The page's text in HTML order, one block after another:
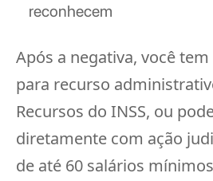
reconhecem
Após a negativa, você
para recurso
Recursos do INSS, ou
diretamente com ação
de até 60 salários